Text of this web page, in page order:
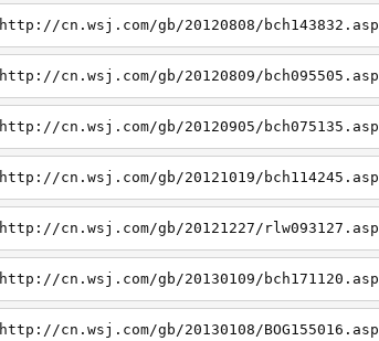
http://cn.wsj.com/gb/20120808/bch143832.asp
http://cn.wsj.com/gb/20120809/bch095505.asp
http://cn.wsj.com/gb/20120905/bch075135.asp
http://cn.wsj.com/gb/20121019/bch114245.asp
http://cn.wsj.com/gb/20121227/rlw093127.asp
http://cn.wsj.com/gb/20130109/bch171120.asp
http://cn.wsj.com/gb/20130108/BOG155016.asp